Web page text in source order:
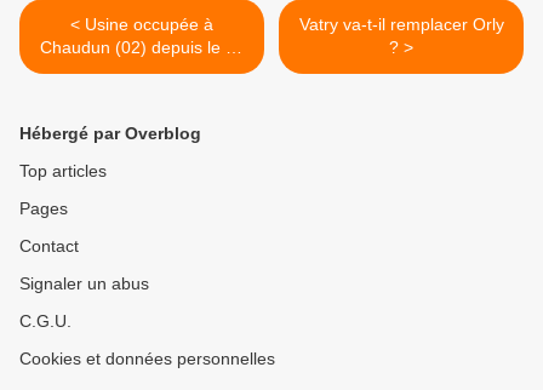
< Usine occupée à
Chaudun (02) depuis le 20
mai
Vatry va-t-il remplacer Orly
? >
Hébergé par Overblog
Top articles
Pages
Contact
Signaler un abus
C.G.U.
Cookies et données personnelles